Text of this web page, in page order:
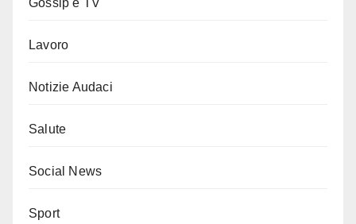
Gossip e TV
Lavoro
Notizie Audaci
Salute
Social News
Sport